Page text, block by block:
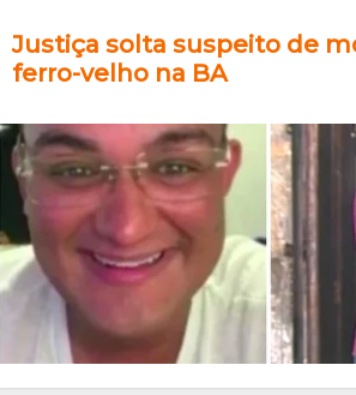
Justiça solta suspeito de
ferro-velho na BA